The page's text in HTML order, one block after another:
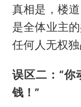
真相是，楼
是全体业主
任何人无权独
误区二：“你
钱！”